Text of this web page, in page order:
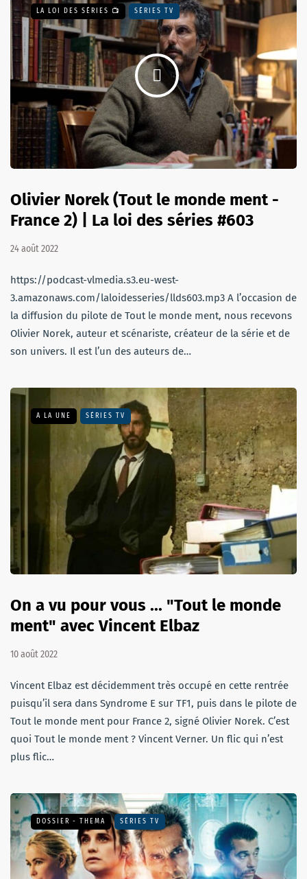
LA LOI DES SÉRIES 📺 SÉRIES TV
Olivier Norek (Tout le monde ment -
France 2) | La loi des séries #603
24 août 2022
https://podcast-vlmedia.s3.eu-west-
3.amazonaws.com/laloidesseries/llds603.mp3 A l’occasion de
la diffusion du pilote de Tout le monde ment, nous recevons
Olivier Norek, auteur et scénariste, créateur de la série et de
son univers. Il est l’un des auteurs de…
A LA UNE SÉRIES TV
On a vu pour vous ... "Tout le monde
ment" avec Vincent Elbaz
10 août 2022
Vincent Elbaz est décidemment très occupé en cette rentrée
puisqu’il sera dans Syndrome E sur TF1, puis dans le pilote de
Tout le monde ment pour France 2, signé Olivier Norek. C’est
quoi Tout le monde ment ? Vincent Verner. Un flic qui n’est
plus flic…
DOSSIER - THEMA SÉRIES TV